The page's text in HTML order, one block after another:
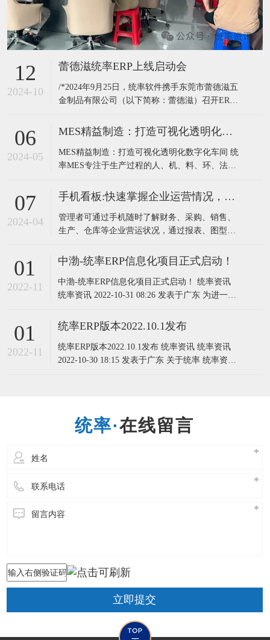
12
2024-10
蕾德滋统率ERP上线启动会
/*2024年9月25日，统率软件携手东莞市蕾德滋五
金制品有限公司（以下简称：蕾德滋）召开ERP
务负责人以及各部门相关负责人和统率软件实施
团队共同参加会议。为了全面贯彻数字化转型，
提升蕾德滋“信息集成化”水平，前期经过需求调
研、管理咨询、方案交流等
06
2024-05
MES精益制造：打造可视化透明化数字化车间
MES精益制造：打造可视化透明化数字化车间 统
率MES专注于生产过程的人、机、料、环、法无
求。是整合管理和多类硬件的综合智能化系统，
它由一组共享数据的程序，通过布置在生产现场
的专用设备，对原材料上线到成品入库的整个生
产过程实时采集数据、控制和监控来提高生
07
2024-04
手机看板:快速掌握企业运营情况，助力管理者科学决策
管理者可通过手机随时了解财务、采购、销售、
生产、仓库等企业营运状况，通过报表、图型等
的决策数据支持，从而迅速调整经营策略以应对
01
2022-11
中渤-统率ERP信息化项目正式启动！
中渤-统率ERP信息化项目正式启动！ 统率资讯
统率资讯 2022-10-31 08:26 发表于广东 为进一步
午，中渤-统率ERP信息化项目启动会在深圳中渤
会议室召开。中渤柴总、尹总、信息化项目组成
员、研发、业务、采购等负责人参加本次会议。
01
2022-11
统率ERP版本2022.10.1发布
统率ERP版本2022.10.1发布 统率资讯 统率资讯
2022-10-30 18:15 发表于广东 关于统率 统率资讯
在线留言
立即提交